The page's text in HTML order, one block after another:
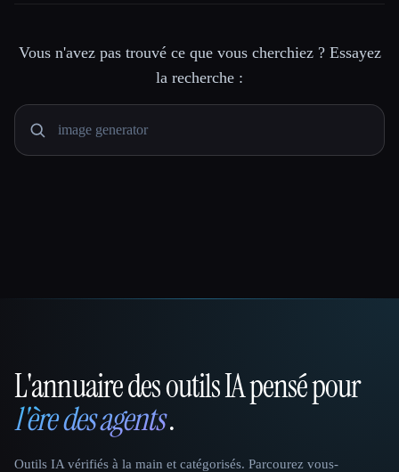
Vous n'avez pas trouvé ce que vous cherchiez ? Essayez
la recherche :
That AI Collection
L'annuaire des outils IA pensé pour
l'ère des agents.
Outils IA vérifiés à la main et catégorisés. Parcourez vous-